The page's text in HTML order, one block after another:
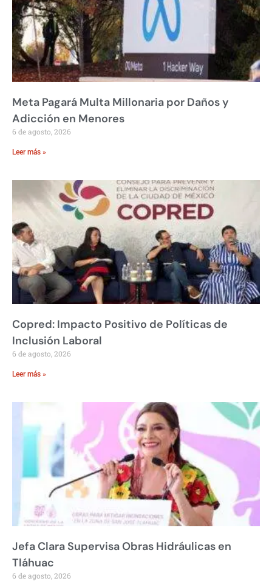
Meta Pagará Multa Millonaria por Daños y
Adicción en Menores
6 de agosto, 2026
Leer más »
Copred: Impacto Positivo de Políticas de
Inclusión Laboral
6 de agosto, 2026
Leer más »
Jefa Clara Supervisa Obras Hidráulicas en
Tláhuac
6 de agosto, 2026